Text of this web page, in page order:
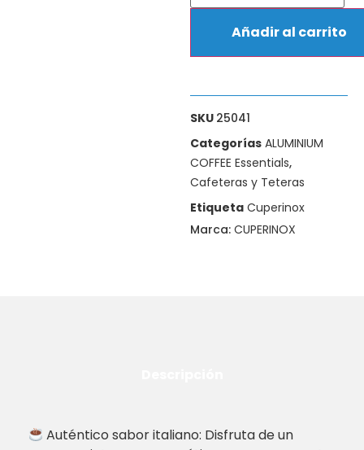
Añadir al carrito
SKU 25041
Categorías ALUMINIUM
COFFEE Essentials,
Cafeteras y Teteras
Etiqueta Cuperinox
Marca: CUPERINOX
Auténtico sabor italiano: Disfruta de un